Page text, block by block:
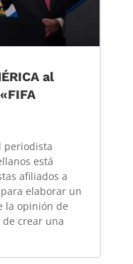
al
periodista
está
afiliados a
elaborar un
la opinión de
crear una